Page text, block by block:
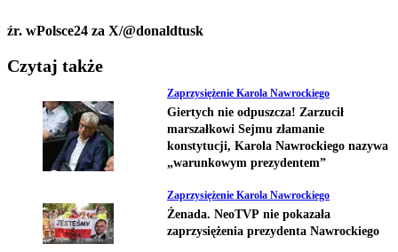
źr. wPolsce24 za X/@donaldtusk
Czytaj także
Zaprzysiężenie Karola Nawrockiego
Giertych nie odpuszcza! Zarzucił
marszałkowi Sejmu złamanie
konstytucji, Karola Nawrockiego nazywa
„warunkowym prezydentem”
Zaprzysiężenie Karola Nawrockiego
Żenada. NeoTVP nie pokazała
zaprzysiężenia prezydenta Nawrockiego